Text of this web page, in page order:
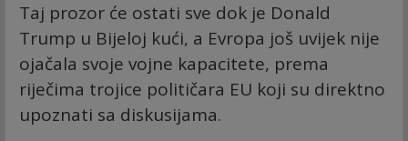
Taj prozor će ostati sve dok je Donald
Trump u Bijeloj kući, a Evropa još uvijek nije
ojačala svoje vojne kapacitete, prema
riječima trojice političara EU koji su direktno
upoznati sa diskusijama.